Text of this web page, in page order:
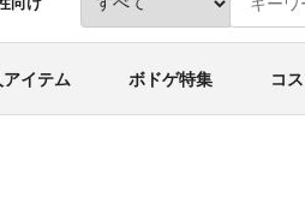
イテム ボドゲ特集 コ